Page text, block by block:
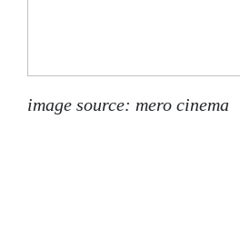
image source: mero cinema